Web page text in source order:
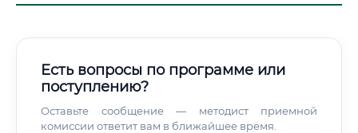
Есть вопросы по программе или
поступлению?
Оставьте сообщение — методист приемной
комиссии ответит вам в ближайшее время.